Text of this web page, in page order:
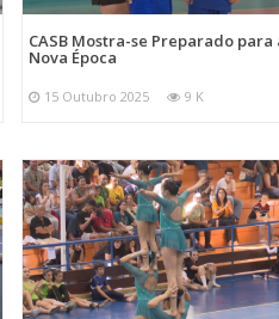
CASB Mostra-se Preparado para
Nova Época
15 Outubro 2025 9 K